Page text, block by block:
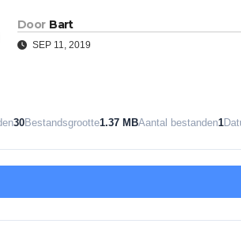
Door Bart
SEP 11, 2019
30Bestandsgrootte1.37 MBAantal bestanden1